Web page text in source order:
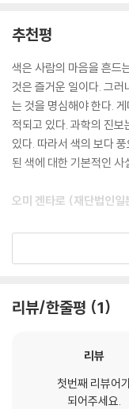
색채 표준의 이해
현색계
혼색계
2 먼셀의 색체계
먼셀 색체계의 이해
먼셀 색체계의 속성
먼셀의 표기 방법
오스트발트 색체계의 평가
4 DIN 색체계
기본 개념들: DIN 색체계
CIE에서의 DIN
기원전의 아리스토텔레
색과 인생을 논한 장자의
리학자인 뉴턴, 색이 눈
도 감성을 잃지 않았던
친 화학자 슈브롤, 질산
면서 색을 나무로 본 구조
스펜서, 색이름 체계를 개
하다. 이 책은 색채를 연
의 등대 역할을 하여 기
이 책의 특징
준에 맞추어 정리하고
며, 섞으면 어두워질 것
이처럼 국제적인 기능에
추천평
색은 사람의 마음을 흔드
것은 즐거운 일이다. 그
는 것을 명심해야 한다.
적되고 있다. 과학의 진
있다. 따라서 색의 보다
된 색에 대한 기본적인
오미 겐타로 (재단법인
색채 연구의 역사는 커
제시한다. 그러나 국내는
색채를 보다 심도 있게 접
한다. 이 책은 이런 부분
엇갈림이 없이 함께 연
전문가가 되기 위해 색
리뷰/한줄평 1
리뷰
첫번째 리뷰어
되어주세요.